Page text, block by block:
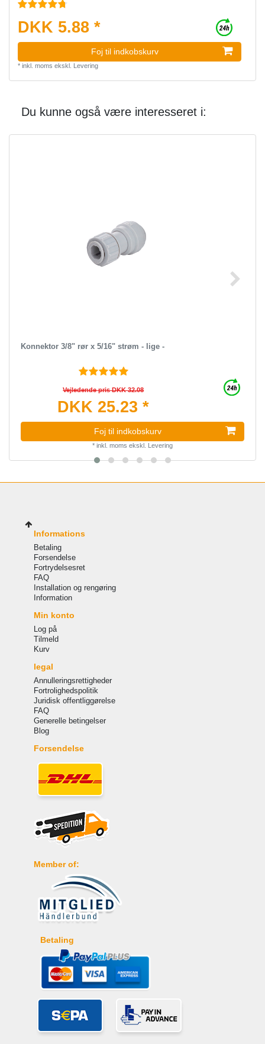
DKK 5.88 *
Foj til indkobskurv
* inkl. moms ekskl. Levering
Du kunne også være interesseret i:
Konnektor 3/8" rør x 5/16" strøm - lige -
Vejledende pris DKK 32.08
DKK 25.23 *
Foj til indkobskurv
* inkl. moms ekskl. Levering
Informations
Betaling
Forsendelse
Fortrydelsesret
FAQ
Installation og rengøring
Information
Min konto
Log på
Tilmeld
Kurv
legal
Annulleringsrettigheder
Fortrolighedspolitik
Juridisk offentliggørelse
FAQ
Generelle betingelser
Blog
Forsendelse
Member of:
Betaling